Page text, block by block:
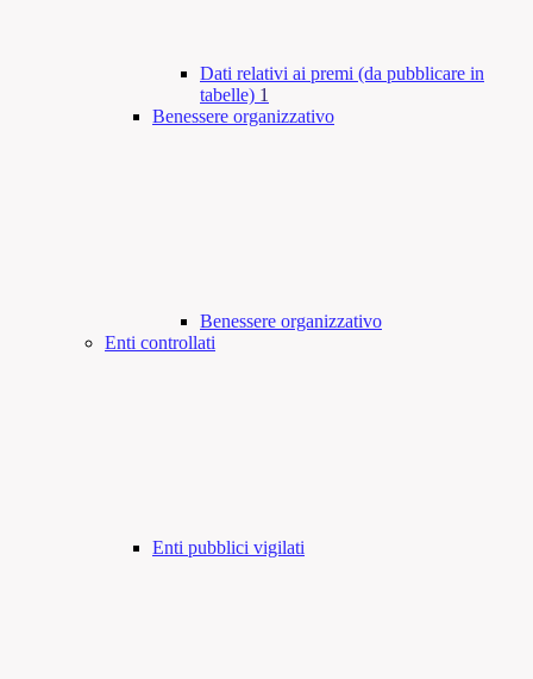
Dati relativi ai premi (da pubblicare in
tabelle) 1
Benessere organizzativo
Benessere organizzativo
Enti controllati
Enti pubblici vigilati